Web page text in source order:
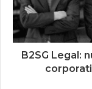
B2SG Legal: